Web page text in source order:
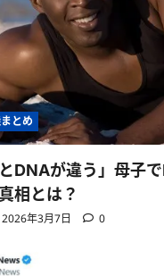
とめ
とDNAが違う」母子
相とは？
2026年3月7日 0